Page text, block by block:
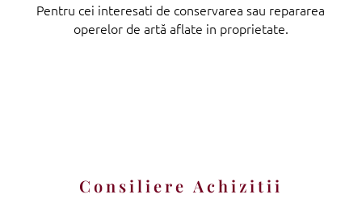
Pentru cei interesati de conservarea sau repararea
operelor de artă aflate in proprietate.
Consiliere Achizitii